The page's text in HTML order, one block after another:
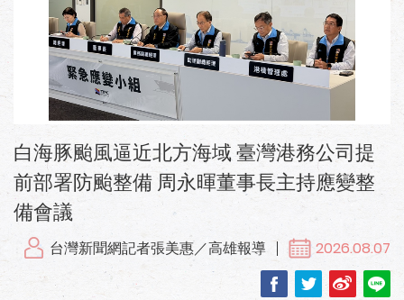
白海豚颱風逼近北方海域 臺灣港務公司提
前部署防颱整備 周永暉董事長主持應變整
備會議
台灣新聞網記者張美惠／高雄報導 2026.08.07